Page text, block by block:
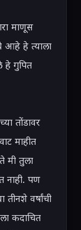
माणूस
आहे हे त्याला
हे गुपित
तोंडावर
माहीत
मी तुला
नाही. पण
वर्षांची
कदाचित